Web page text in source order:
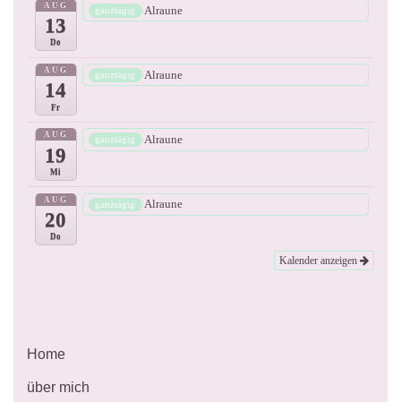
AUG
13
Do
ganztägig Alraune
AUG
14
Fr
ganztägig Alraune
AUG
19
Mi
ganztägig Alraune
AUG
20
Do
ganztägig Alraune
Kalender anzeigen
Home
über mich